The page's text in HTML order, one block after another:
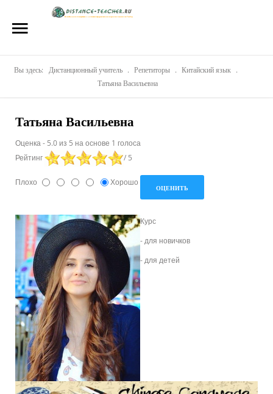
Репетиторы
Стоимость
Акции
Материалы
Блог
Вы здесь: Дистанционный учитель . Репетиторы . Китайский язык .
Татьяна Васильевна
Татьяна Васильевна
Оценка - 5.0 из 5 на основе 1 голоса
Рейтинг
/ 5
Плохо Хорошо
Курс
- для новичков
- для детей